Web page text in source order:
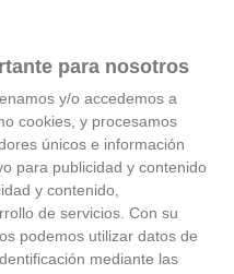
para nosotros
y/o accedemos a
cookies, y procesamos
únicos e información
para publicidad y contenido
y contenido,
de servicios. Con su
podemos utilizar datos de
mediante las